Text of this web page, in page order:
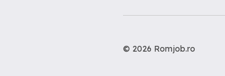
© 2026 Romjob.ro